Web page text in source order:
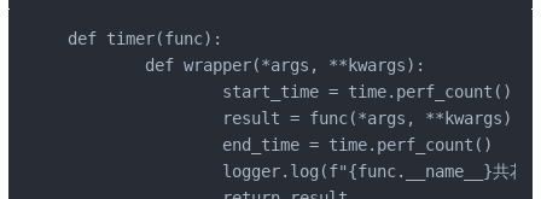
def timer(func):